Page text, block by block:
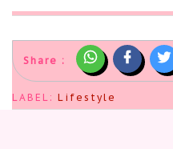
Share :
LABEL: Lifestyle